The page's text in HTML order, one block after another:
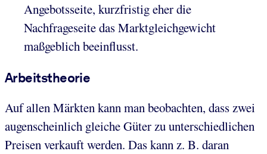
Angebotsseite, kurzfristig eher die
Nachfrageseite das Marktgleichgewicht
maßgeblich beeinflusst.
Arbeitstheorie
Auf allen Märkten kann man beobachten, dass zwei
augenscheinlich gleiche Güter zu unterschiedlichen
Preisen verkauft werden. Das kann z. B. daran